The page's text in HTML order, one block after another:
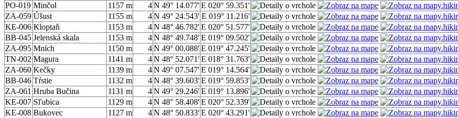
PO-019 Minčol 1157 m 4N 49° 14.077'E 020° 59.351'
ZA-059 Úšust 1155 m 4N 49° 24.543' E 019° 11.216'
KE-006 Kloptaň 1153 m 4N 48° 46.782'E 020° 51.577'
BB-045 Jelenská skala 1153 m 4N 48° 49.748'E 019° 09.502'
ZA-095 Mních 1150 m 4N 49° 00.088'E 019° 47.245'
TN-002 Magura 1141 m 4N 48° 52.071'E 018° 31.763'
ZA-060 Kečky 1139 m 4N 49° 07.547'E 019° 14.564'
BB-046 Tŕstie 1132 m 4N 48° 39.603'E 019° 59.853'
ZA-061 Hruba Bučina 1131 m 4N 49° 29.246'E 019° 13.896'
KE-007 Sľubica 1129 m 4N 48° 58.408'E 020° 52.339'
KE-008 Bukovec 1127 m 4N 48° 50.833'E 020° 43.291'